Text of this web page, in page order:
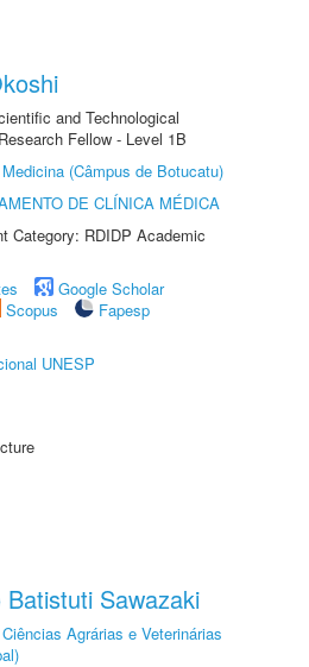
and Technological
Fellow - Level 1B
(Câmpus de Botucatu)
DE CLÍNICA MÉDICA
Category: RDIDP Academic
Google Scholar
Scopus
Fapesp
UNESP
Sawazaki
Agrárias e Veterinárias